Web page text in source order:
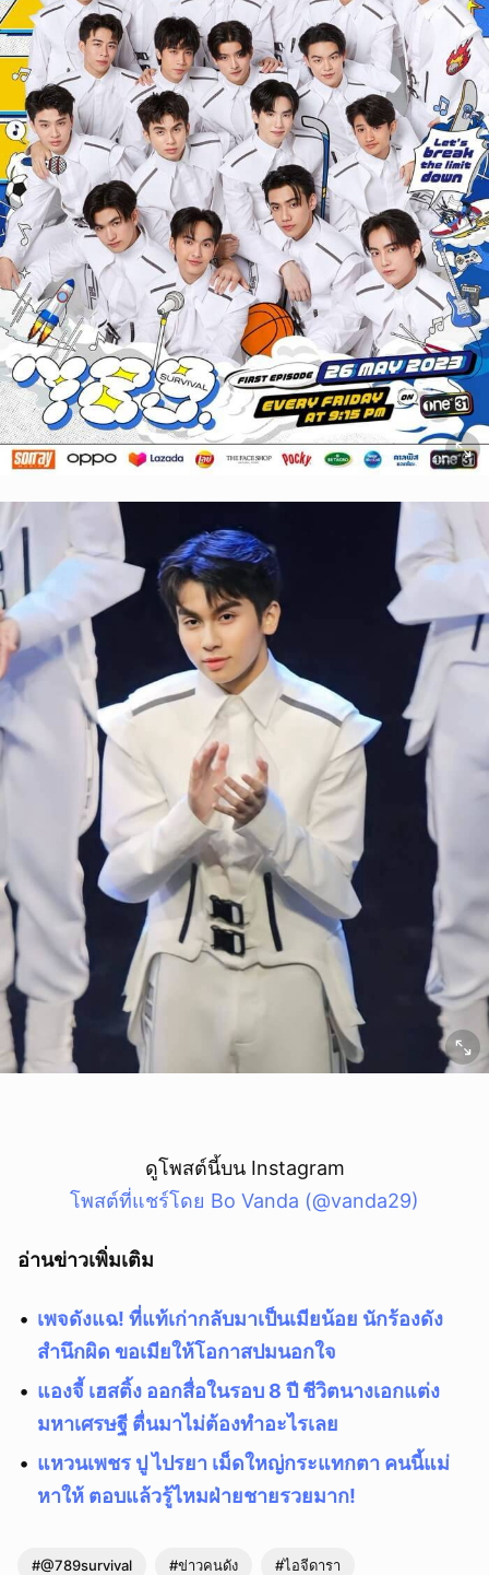
ดูโพสต์นี้บน Instagram
โพสต์ที่แชร์โดย Bo Vanda (@vanda29)
อ่านข่าวเพิ่มเติม
เพจดังแฉ! ที่แท้เก่ากลับมาเป็นเมียน้อย นักร้องดัง
สำนึกผิด ขอเมียให้โอกาสปมนอกใจ
แองจี้ เฮสติ้ง ออกสื่อในรอบ 8 ปี ชีวิตนางเอกแต่ง
มหาเศรษฐี ตื่นมาไม่ต้องทำอะไรเลย
แหวนเพชร ปู ไปรยา เม็ดใหญ่กระแทกตา คนนี้แม่
หาให้ ตอบแล้วรู้ไหมฝ่ายชายรวยมาก!
#@789survival #ข่าวคนดัง #ไอจีดารา
ยกเลิก